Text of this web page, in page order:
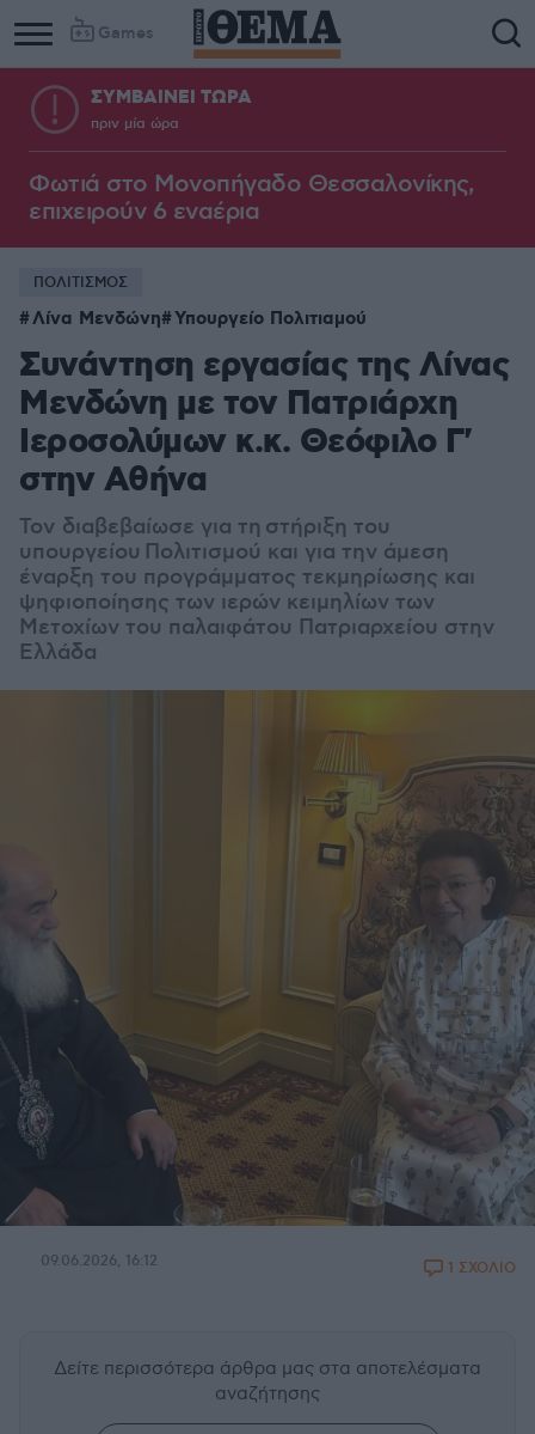
Games
ΣΥΜΒΑΙΝΕΙ ΤΩΡΑ
πριν μία ώρα
Φωτιά στο Μονοπήγαδο Θεσσαλονίκης,
επιχειρούν 6 εναέρια
ΠΟΛΙΤΙΣΜΟΣ
Λίνα Μενδώνη Υπουργείο Πολιτιαμού
Συνάντηση εργασίας της Λίνας
Μενδώνη με τον Πατριάρχη
Ιεροσολύμων κ.κ. Θεόφιλο Γ'
στην Αθήνα
Τον διαβεβαίωσε για τη στήριξη του
υπουργείου Πολιτισμού και για την άμεση
έναρξη του προγράμματος τεκμηρίωσης και
ψηφιοποίησης των ιερών κειμηλίων των
Μετοχίων του παλαιφάτου Πατριαρχείου στην
Ελλάδα
09.06.2026, 16:12 1 ΣΧΟΛΙΟ
Δείτε περισσότερα άρθρα μας στα αποτελέσματα
αναζήτησης